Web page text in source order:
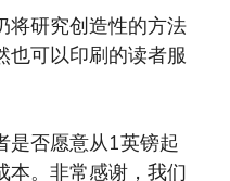
将研究创造性的方法
也可以印刷的读者服
是否愿意从1英镑起
本。非常感谢，我们